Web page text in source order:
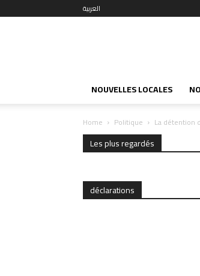
العربية
NOUVELLES LOCALES
Home Politique La détention
Les plus regardés
déclarations